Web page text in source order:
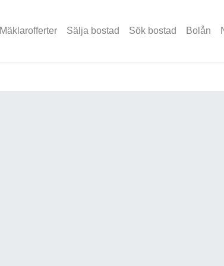
Mäklarofferter Sälja bostad Sök bostad Bolån